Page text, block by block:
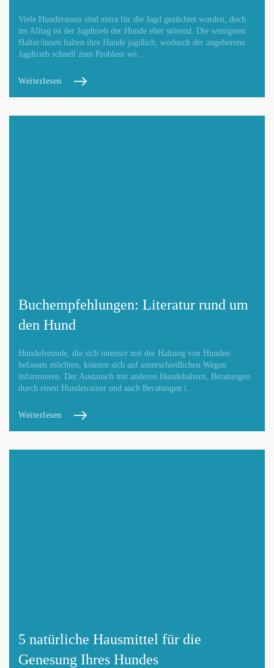
Viele Hunderassen sind extra für die Jagd gezüchtet worden, doch
im Alltag ist der Jagdtrieb der Hunde eher störend. Die wenigsten
Halter/innen halten ihre Hunde jagdlich, wodurch der angeborene
Jagdtrieb schnell zum Problem we…
Weiterlesen
Buchempfehlungen: Literatur rund um
den Hund
Hundefreunde, die sich intensiv mit der Haltung von Hunden
befassen möchten, können sich auf unterschiedlichen Wegen
informieren. Der Austausch mit anderen Hundehaltern, Beratungen
durch einen Hundetrainer und auch Beratungen i…
Weiterlesen
5 natürliche Hausmittel für die
Genesung Ihres Hundes